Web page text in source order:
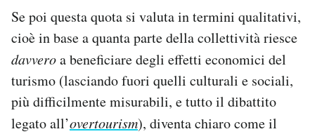
Se poi questa quota si valuta in termini qualitativi,
cioè in base a quanta parte della collettività riesce
davveroa beneficiare degli effetti economici del
turismo (lasciando fuori quelli culturali e sociali,
più difficilmente misurabili, e tutto il dibattito
legato all’overtourism), diventa chiaro come il